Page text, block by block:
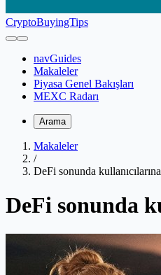
CryptoBuyingTips
navGuides
Makaleler
Piyasa Genel Bakışları
MEXC Radarı
Arama
Makaleler
/
DeFi sonunda
DeFi sonunda